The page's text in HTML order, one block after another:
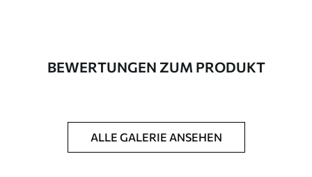
bis zu 50 cm Breite geliefert.
BEWERTUNGEN ZUM PRODUKT
ALLE GALERIE ANSEHEN